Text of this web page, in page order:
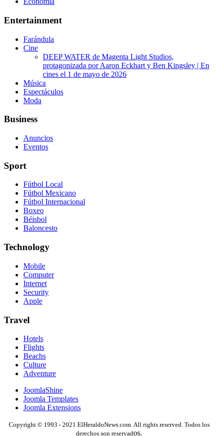
Entertainment
Farándula
Cine
DEEP WATER de Magenta Light Studios,
protagonizada por Aaron Eckhart y Ben Kingsley | En
cines el 1 de mayo de 2026
Música
Espectáculos
Moda
Business
Anuncios
Eventos
Sport
Fútbol Local
Fútbol Mexicano
Fútbol Internacional
Boxeo
Béisbol
Baloncesto
Technology
Mobile
Computer
Internet
Security
Apple
Travel
Hotels
Flights
Beachs
Culture
Adventure
JoomlaShine
Joomla Templates
Joomla Extensions
Copyright © 1993 - 2021 ElHeraldoNews.com. All rights reserved. Todos los
derechos son reservados.